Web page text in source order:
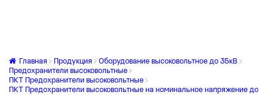
Главная Продукция
Оборудование высоковольтное до 35кВ
Предохранители высоковольтные
ПКТ Предохранители высоковольтные
ПКТ Предохранители высоковольтные на номинальное напряжение до